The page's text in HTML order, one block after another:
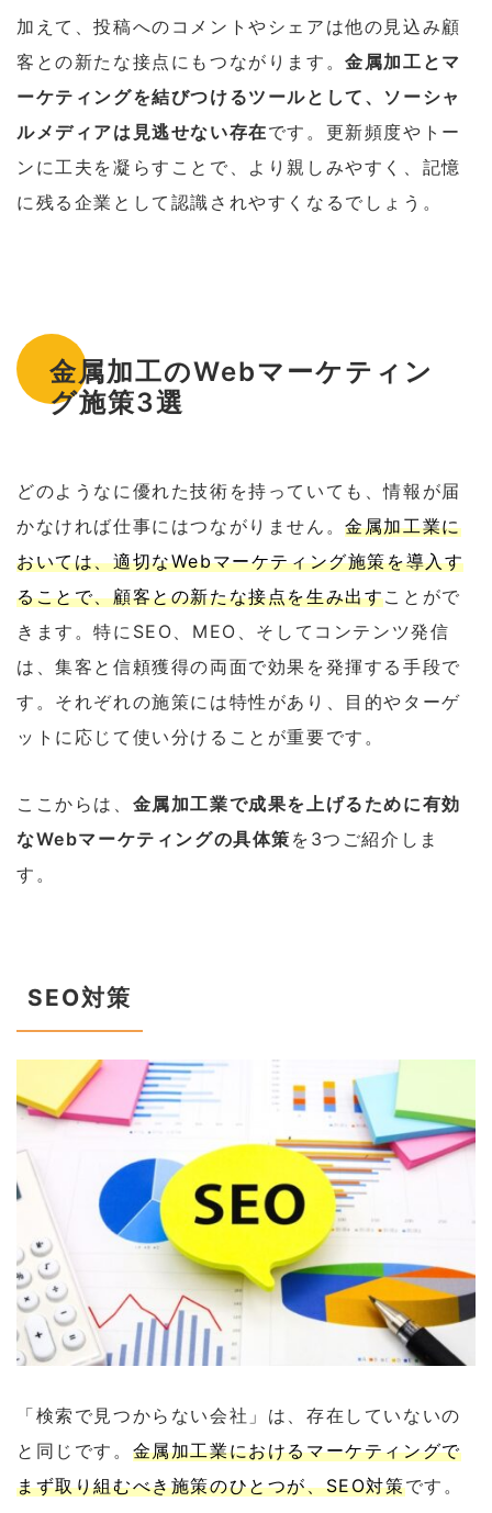
加えて、投稿へのコメントやシェアは他の見込み顧
客との新たな接点にもつながります。金属加工とマ
ーケティングを結びつけるツールとして、ソーシャ
ルメディアは見逃せない存在です。更新頻度やトー
ンに工夫を凝らすことで、より親しみやすく、記憶
に残る企業として認識されやすくなるでしょう。
金属加工のWebマーケティン
グ施策3選
どのようなに優れた技術を持っていても、情報が届
かなければ仕事にはつながりません。金属加工業に
おいては、適切なWebマーケティング施策を導入す
ることで、顧客との新たな接点を生み出すことがで
きます。特にSEO、MEO、そしてコンテンツ発信
は、集客と信頼獲得の両面で効果を発揮する手段で
す。それぞれの施策には特性があり、目的やターゲ
ットに応じて使い分けることが重要です。
ここからは、 金属加工業で成果を上げるために有効
なWebマーケティングの具体策 を3つご紹介しま
す。
SEO対策
「検索で見つからない会社」は、存在していないの
と同じです。 金属加工業におけるマーケティングで
まず取り組むべき施策のひとつが、SEO対策です。